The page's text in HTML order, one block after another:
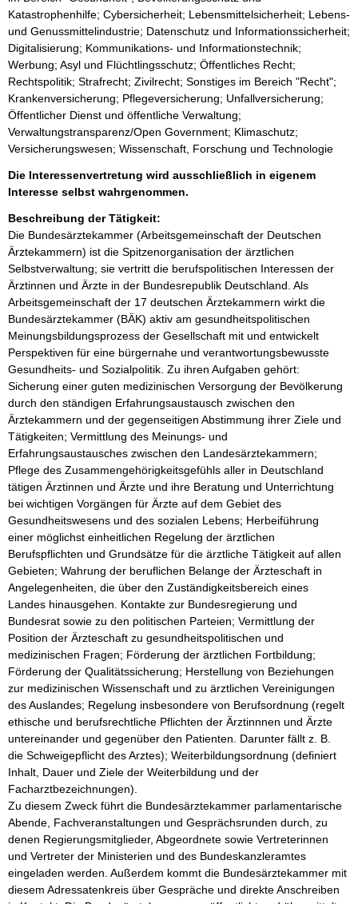
Katastrophenhilfe; Cybersicherheit; Lebensmittelsicherheit; Lebens-
und Genussmittelindustrie; Datenschutz und Informationssicherheit;
Digitalisierung; Kommunikations- und Informationstechnik;
Werbung; Asyl und Flüchtlingsschutz; Öffentliches Recht;
Rechtspolitik; Strafrecht; Zivilrecht; Sonstiges im Bereich "Recht";
Krankenversicherung; Pflegeversicherung; Unfallversicherung;
Öffentlicher Dienst und öffentliche Verwaltung;
Verwaltungstransparenz/Open Government; Klimaschutz;
Versicherungswesen; Wissenschaft, Forschung und Technologie
Die Interessenvertretung wird ausschließlich in eigenem
Interesse selbst wahrgenommen.
Beschreibung der Tätigkeit:
Die Bundesärztekammer (Arbeitsgemeinschaft der Deutschen
Ärztekammern) ist die Spitzenorganisation der ärztlichen
Selbstverwaltung; sie vertritt die berufspolitischen Interessen der
Ärztinnen und Ärzte in der Bundesrepublik Deutschland. Als
Arbeitsgemeinschaft der 17 deutschen Ärztekammern wirkt die
Bundesärztekammer (BÄK) aktiv am gesundheitspolitischen
Meinungsbildungsprozess der Gesellschaft mit und entwickelt
Perspektiven für eine bürgernahe und verantwortungsbewusste
Gesundheits- und Sozialpolitik. Zu ihren Aufgaben gehört:
Sicherung einer guten medizinischen Versorgung der Bevölkerung
durch den ständigen Erfahrungsaustausch zwischen den
Ärztekammern und der gegenseitigen Abstimmung ihrer Ziele und
Tätigkeiten; Vermittlung des Meinungs- und
Erfahrungsaustausches zwischen den Landesärztekammern;
Pflege des Zusammengehörigkeitsgefühls aller in Deutschland
tätigen Ärztinnen und Ärzte und ihre Beratung und Unterrichtung
bei wichtigen Vorgängen für Ärzte auf dem Gebiet des
Gesundheitswesens und des sozialen Lebens; Herbeiführung
einer möglichst einheitlichen Regelung der ärztlichen
Berufspflichten und Grundsätze für die ärztliche Tätigkeit auf allen
Gebieten; Wahrung der beruflichen Belange der Ärzteschaft in
Angelegenheiten, die über den Zuständigkeitsbereich eines
Landes hinausgehen. Kontakte zur Bundesregierung und
Bundesrat sowie zu den politischen Parteien; Vermittlung der
Position der Ärzteschaft zu gesundheitspolitischen und
medizinischen Fragen; Förderung der ärztlichen Fortbildung;
Förderung der Qualitätssicherung; Herstellung von Beziehungen
zur medizinischen Wissenschaft und zu ärztlichen Vereinigungen
des Auslandes; Regelung insbesondere von Berufsordnung (regelt
ethische und berufsrechtliche Pflichten der Ärztinnnen und Ärzte
untereinander und gegenüber den Patienten. Darunter fällt z. B.
die Schweigepflicht des Arztes); Weiterbildungsordnung (definiert
Inhalt, Dauer und Ziele der Weiterbildung und der
Facharztbezeichnungen).
Zu diesem Zweck führt die Bundesärztekammer parlamentarische
Abende, Fachveranstaltungen und Gesprächsrunden durch, zu
denen Regierungsmitglieder, Abgeordnete sowie Vertreterinnen
und Vertreter der Ministerien und des Bundeskanzleramtes
eingeladen werden. Außerdem kommt die Bundesärztekammer mit
diesem Adressatenkreis über Gespräche und direkte Anschreiben